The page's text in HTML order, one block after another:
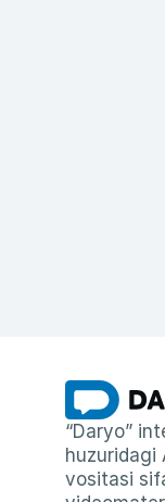
“Daryo”
huzuridagi
vositasi